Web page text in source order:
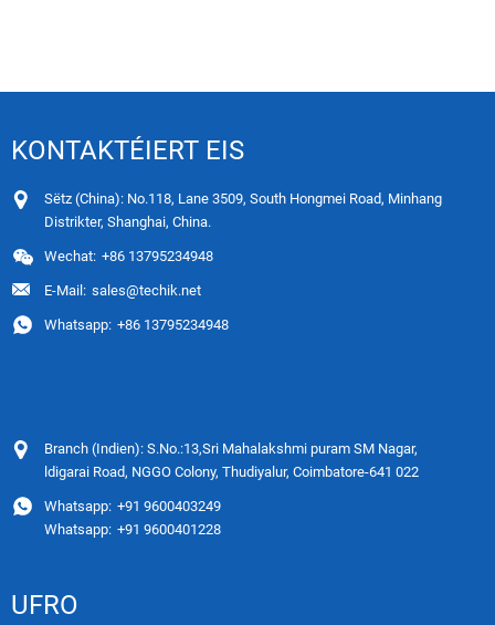
KONTAKTÉIERT EIS
Sëtz (China): No.118, Lane 3509, South Hongmei Road, Minhang
Distrikter, Shanghai, China.
Wechat: +86 13795234948
E-Mail: sales@techik.net
Whatsapp: +86 13795234948
Branch (Indien): S.No.:13,Sri Mahalakshmi puram SM Nagar,
ldigarai Road, NGGO Colony, Thudiyalur, Coimbatore-641 022
Whatsapp: +91 9600403249
Whatsapp: +91 9600401228
UFRO